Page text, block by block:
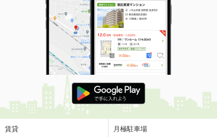
賃貸 月極駐車場